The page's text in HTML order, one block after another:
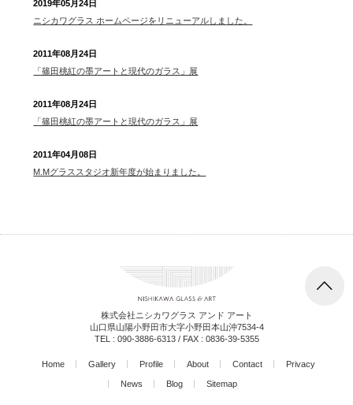
2019年05月24日
ニシカワグラス ホームページをリニューアルしました。
2011年08月24日
「篠田桃紅の墨アートと現代のガラス」展
2011年08月24日
「篠田桃紅の墨アートと現代のガラス」展
2011年04月08日
M.Mグラススタジオ新年度が始まりました。
株式会社ニシカワグラス アンド アート
山口県山陽小野田市大字小野田本山沖7534-4
TEL : 090-3886-6313/ FAX : 0836-39-5355
Home Gallery Profile About Contact Privacy
News Blog Sitemap